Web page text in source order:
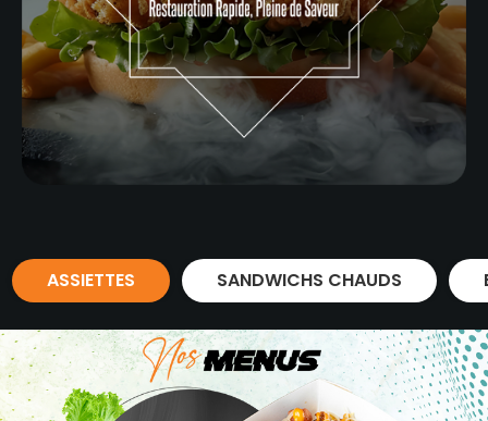
ASSIETTES SANDWICHS CHAUDS